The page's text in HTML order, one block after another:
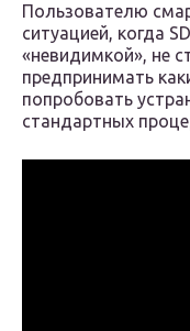
Пользователю
ситуацией, когда
«невидимкой», не
предпринимать
попробовать
стандартных